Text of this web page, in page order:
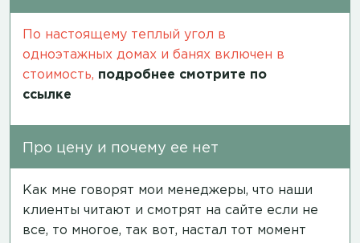
По настоящему теплый угол в
одноэтажных домах и банях включен в
стоимость, подробнее смотрите по
ссылке
Про цену и почему ее нет
Как мне говорят мои менеджеры, что наши
клиенты читают и смотрят на сайте если не
все, то многое, так вот, настал тот момент